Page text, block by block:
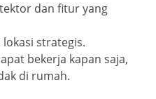
dan fitur yang
strategis.
bekerja kapan saja,
di rumah.